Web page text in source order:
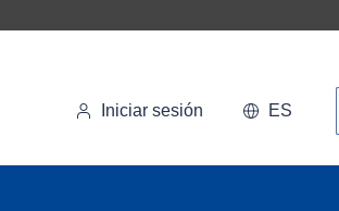
Iniciar sesión ES